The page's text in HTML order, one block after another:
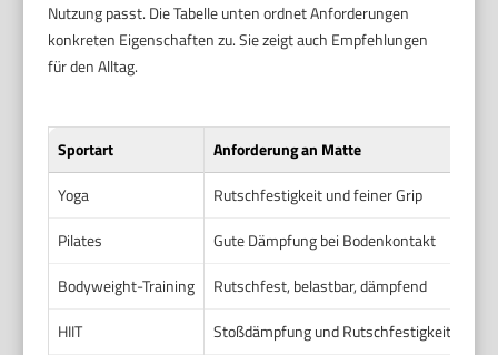
Nutzung passt. Die Tabelle unten ordnet Anforderungen
konkreten Eigenschaften zu. Sie zeigt auch Empfehlungen
für den Alltag.
Sportart Anforderung an Matte
Yoga
Rutschfestigkeit und feiner Grip
Pilates
Gute Dämpfung bei Bodenkontakt
Bodyweight-Training
Rutschfest, belastbar, dämpfend
HIIT
Stoßdämpfung und Rutschfestigkeit